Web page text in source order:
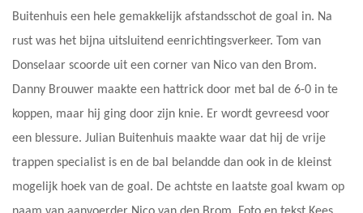
Buitenhuis een hele gemakkelijk afstandsschot de goal in. Na
rust was het bijna uitsluitend eenrichtingsverkeer. Tom van
Donselaar scoorde uit een corner van Nico van den Brom.
Danny Brouwer maakte een hattrick door met bal de 6-0 in te
koppen, maar hij ging door zijn knie. Er wordt gevreesd voor
een blessure. Julian Buitenhuis maakte waar dat hij de vrije
trappen specialist is en de bal belandde dan ook in de kleinst
mogelijk hoek van de goal. De achtste en laatste goal kwam op